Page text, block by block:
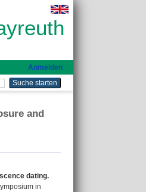
Anmelden
and
dating.
in